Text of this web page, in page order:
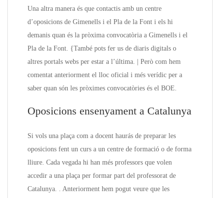
Una altra manera és que contactis amb un centre
d’oposicions de Gimenells i el Pla de la Font i els hi
demanis quan és la pròxima convocatòria a Gimenells i el
Pla de la Font. {També pots fer us de diaris digitals o
altres portals webs per estar a l’última. | Però com hem
comentat anteriorment el lloc oficial i més verídic per a
saber quan són les pròximes convocatòries és el BOE.
Oposicions ensenyament a Catalunya
Si vols una plaça com a docent haurás de preparar les
oposicions fent un curs a un centre de formació o de forma
lliure. Cada vegada hi han més professors que volen
accedir a una plaça per formar part del professorat de
Catalunya. . Anteriorment hem pogut veure que les